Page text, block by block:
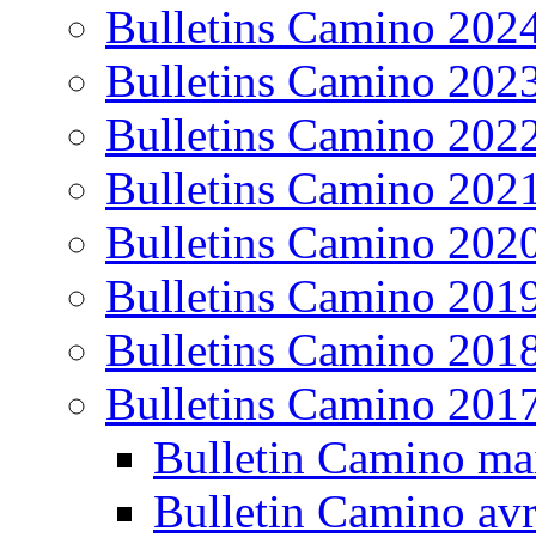
Bulletins Camino
Bulletins Camino
Bulletins Camino
Bulletins Camino
Bulletins Camino
Bulletins Camino
Bulletins Camino
Bulletins Camino
Bulletin Camino
Bulletin Camino